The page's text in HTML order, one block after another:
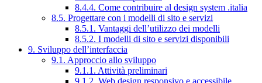
8.4.4. Come contribuire al design system .italia
8.5. Progettare con i modelli di sito e servizi
8.5.1. Vantaggi dell’utilizzo dei modelli
8.5.2. I modelli di sito e servizi disponibili
9. Sviluppo dell’interfaccia
9.1. Approccio allo sviluppo
9.1.1. Attività preliminari
9.1.2. Web design responsivo e accessibile